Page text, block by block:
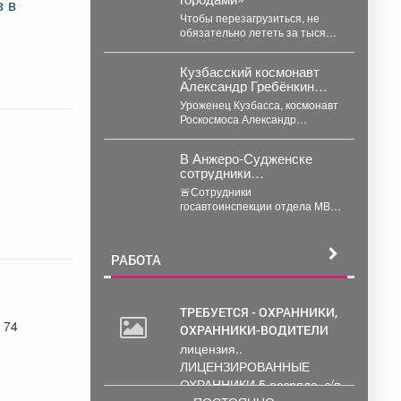
74
Чтобы перезагрузиться, не
обязательно лететь за тысячи
городами» превратил...
Кузбасский космонавт
Александр Гребёнкин
приступил к тренировкам
в дублирующем экипаже
МКС-76
Уроженец Кузбасса, космонавт
Роскосмоса Александр
и астронавтом NASA
Маркосом...
В Анжеро-Судженске
сотрудники
госавтоинспекции
оказали доврачебную
помощь мужчине,
🚨Сотрудники
госавтоинспекции отдела МВД
округу капитан полиции Виктор
РАБОТА
ТРЕБУЕТСЯ - ОХРАННИКИ,
ОХРАННИКИ-ВОДИТЕЛИ
лицензия..
ЛИЦЕНЗИРОВАННЫЕ
ОХРАННИКИ 5 разряда, з/п